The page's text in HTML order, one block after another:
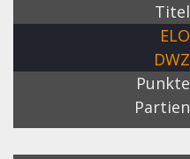
Titel
ELO
DWZ
Punkte
Partien